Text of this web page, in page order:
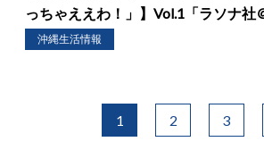
っちゃええわ！」】Vol.1「ラソナ社
沖縄生活情報
1 2 3